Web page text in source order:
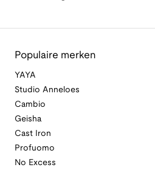
Populaire merken
YAYA
Studio Anneloes
Cambio
Geisha
Cast Iron
Profuomo
No Excess